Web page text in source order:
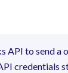
API to send a
credentials